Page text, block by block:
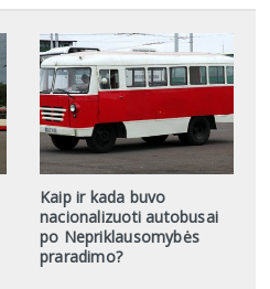
Kaip ir kada buvo
nacionalizuoti autobusai
po Nepriklausomybės
praradimo?